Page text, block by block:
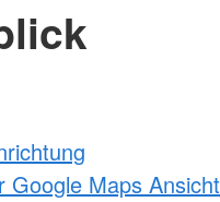
Google Maps Ansicht